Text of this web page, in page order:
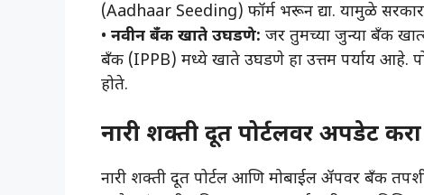
(Aadhaar Seeding) फॉर्म भरून द्या. यामुळे
• नवीन बँक खाते उघडणे: जर तुमच्या जुन्या बँक
बँक (IPPB) मध्ये खाते उघडणे हा उत्तम पर्याय आहे.
होते.
नारी शक्ती दूत पोर्टलवर अपडेट करा
नारी शक्ती दूत पोर्टल आणि मोबाईल ॲपवर बँक